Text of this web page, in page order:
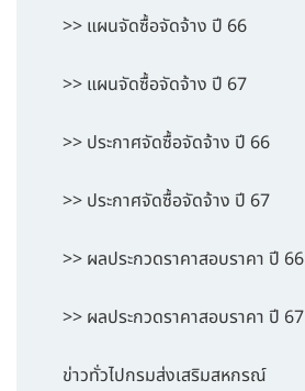
>> แผนจัดซื้อจัดจ้าง ปี 66
>> แผนจัดซื้อจัดจ้าง ปี 67
>> ประกาศจัดซื้อจัดจ้าง ปี 66
>> ประกาศจัดซื้อจัดจ้าง ปี 67
>> ผลประกวดราคาสอบราคา ปี 66
>> ผลประกวดราคาสอบราคา ปี 67
ข่าวทั่วไปกรมส่งเสริมสหกรณ์